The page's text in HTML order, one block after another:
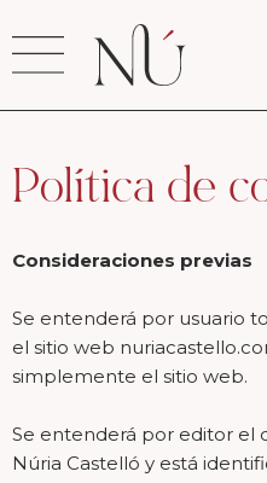
contenido
Política de
Consideraciones previas
Se entenderá por usuario
el sitio web
simplemente el sitio web.
Se entenderá por editor el
Núria Castelló y está